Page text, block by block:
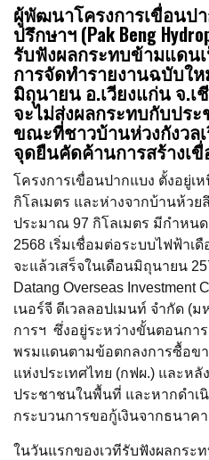
ผู้พัฒนาโครงการเขื่อนป
ปรึกษาฯ (Pak Beng
รับฟังผลกระทบข้ามแดน
การจัดทำรายงานฉบับให
มิถุนายน อ.เวียงแก่น จ.
จะไม่ส่งผลกระทบกับปร
ขณะที่ชาวบ้านห่วงกังวล
จุดยืนคัดค้านการสร้างเ
โครงการเขื่อนปากแบง ตั้งอยู่เ
กิโลเมตร และห่างจากบ้านห้วย
ประมาณ 97 กิโลเมตร มีกำหน
2568 เริ่มเชื่อมต่อระบบไฟฟ้าเ
จะแล้วเสร็จในเดือนมิถุนายน
Datang Overseas Investment
เนอร์จี ดีเวลลอปเมนท์ จำกัด (
การฯ ซึ่งอยู่ระหว่างขั้นตอนกา
พรมแดนตามข้อตกลงการซื้อข
แห่งประเทศไทย (กฟผ.) และห
ประชาชนในพื้นที่ และหากดำเนิ
กระบวนการขอกู้เงินจากธนาค
ในวันแรกของเวทีรับฟังผลกร